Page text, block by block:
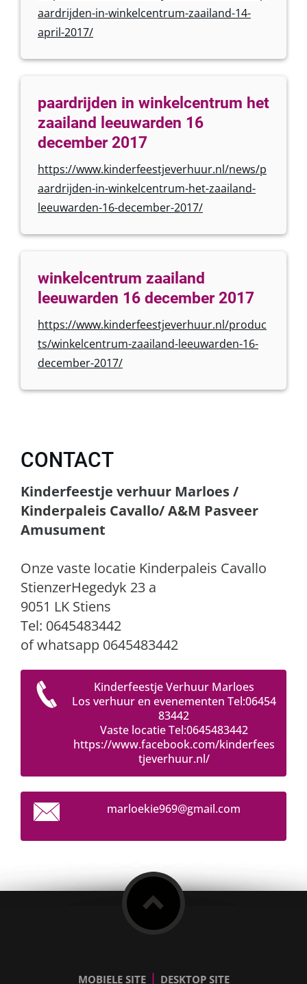
aardrijden-in-winkelcentrum-zaailand-14-
april-2017/
paardrijden in winkelcentrum het
zaailand leeuwarden 16
december 2017
https://www.kinderfeestjeverhuur.nl/news/p
aardrijden-in-winkelcentrum-het-zaailand-
leeuwarden-16-december-2017/
winkelcentrum zaailand
leeuwarden 16 december 2017
https://www.kinderfeestjeverhuur.nl/produc
ts/winkelcentrum-zaailand-leeuwarden-16-
december-2017/
CONTACT
Kinderfeestje verhuur Marloes /
Kinderpaleis Cavallo/ A&M Pasveer
Amusument
Onze vaste locatie Kinderpaleis Cavallo
StienzerHegedyk 23 a
9051 LK Stiens
Tel: 0645483442
of whatsapp 0645483442
Kinderfeestje Verhuur Marloes
Los verhuur en evenementen Tel:06454
83442
Vaste locatie Tel:0645483442
https://www.facebook.com/kinderfees
tjeverhuur.nl/
marloekie969@gmail.com
MOBIELE SITE | DESKTOP SITE